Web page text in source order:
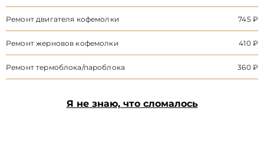
Ремонт двигателя кофемолки 745 ₽
Ремонт жерновов кофемолки 410 ₽
Ремонт термоблока/пароблока 360 ₽
Я не знаю, что сломалось